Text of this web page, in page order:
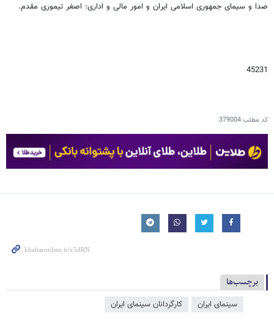
صدا و سیمای جمهوری اسلامی ایران و امور مالی و اداری: اصغر تیموری مقدم.
45231
کد مطلب379004
برچسب‌ها
سینمای ایران کارگردانان سینمای ایران